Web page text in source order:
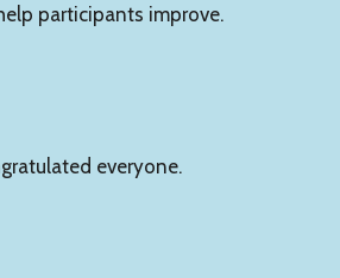
participants improve.
everyone.